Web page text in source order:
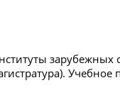
зарубежных
Учебное